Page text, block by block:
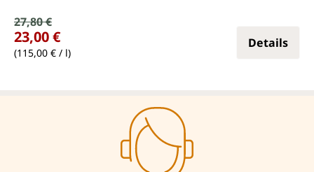
Verkaufspreis:
Regulärer Preis:
27,80 €
23,00 €
(115,00 € / l)
Details